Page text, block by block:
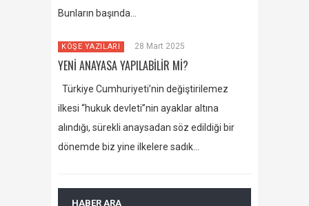
Bunların başında…
KÖŞE YAZILARI 28 Mart 2025
YENİ ANAYASA YAPILABİLİR Mİ?
Türkiye Cumhuriyeti’nin değiştirilemez
ilkesi “hukuk devleti”nin ayaklar altına
alındığı, sürekli anaysadan söz edildiği bir
dönemde biz yine ilkelere sadık…
HABER ARA